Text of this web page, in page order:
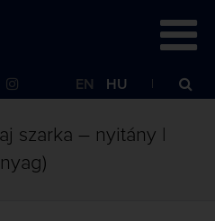
EN HU
szarka – nyitány |